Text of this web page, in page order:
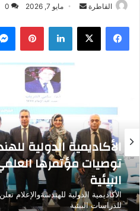
القاطرة
أرسل
إلكترونيا
مايو 7, 2026 0
فيسبوك ‫X لينكدإن
الأكاديمية الدولية
توصيات مؤتمرها
البيئية
الأكاديمية الدولية للهندسةوالإعلام
للدراسات البيئية